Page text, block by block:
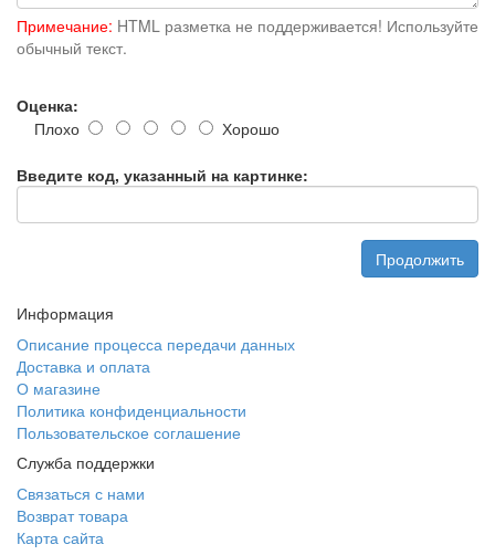
Примечание: HTML разметка не поддерживается! Используйте
обычный текст.
Оценка:
Плохо
Хорошо
Введите код, указанный на картинке:
Продолжить
Информация
Описание процесса передачи данных
Доставка и оплата
О магазине
Политика конфиденциальности
Пользовательское соглашение
Служба поддержки
Связаться с нами
Возврат товара
Карта сайта